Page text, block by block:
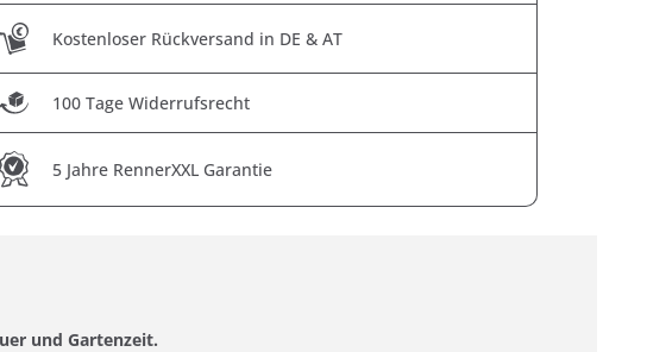
Kostenloser Rückversand in DE & AT
100 Tage Widerrufsrecht
5 Jahre RennerXXL Garantie
und Gartenzeit.